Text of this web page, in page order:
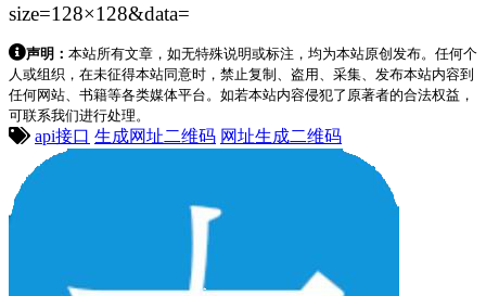
size=128×128&data=
声明： 本站所有文章，如无特殊说明或标注，均为本站原创发布。任何个
人或组织，在未征得本站同意时，禁止复制、盗用、采集、发布本站内容到
任何网站、书籍等各类媒体平台。如若本站内容侵犯了原著者的合法权益，
可联系我们进行处理。
api接口 生成网址二维码 网址生成二维码